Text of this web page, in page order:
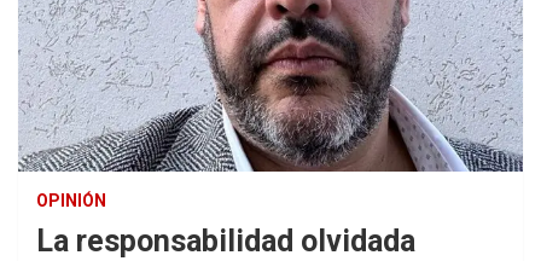
OPINIÓN
La responsabilidad olvidada